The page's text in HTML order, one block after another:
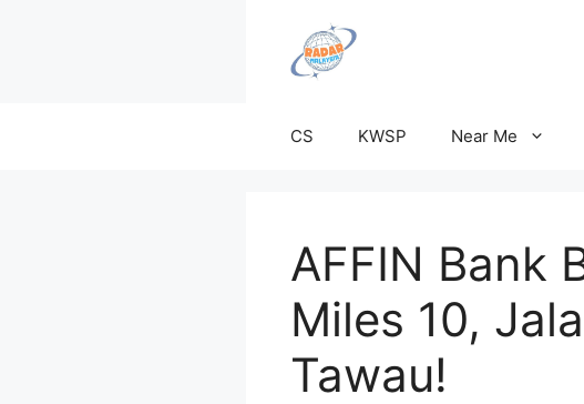
CS KWSP Near Me
AFFIN Bank
Miles 10,
Tawau!